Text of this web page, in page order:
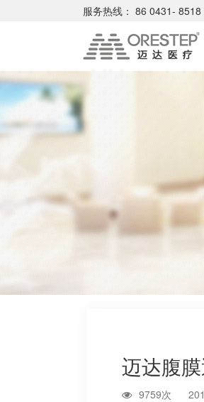
服务热线： 86 0431- 8518
迈达腹
9759次